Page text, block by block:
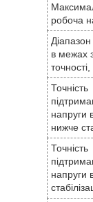
робоча
Діапазон
в межах
Точність
напруги
нижче
Точність
напруги